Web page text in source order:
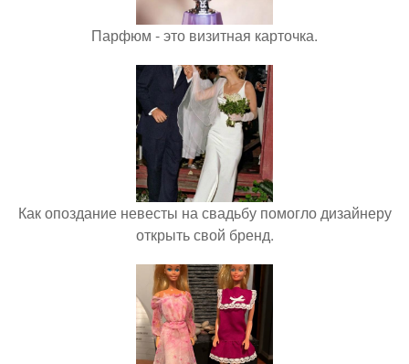
Парфюм - это визитная карточка.
Как опоздание невесты на свадьбу помогло дизайнеру
открыть свой бренд.